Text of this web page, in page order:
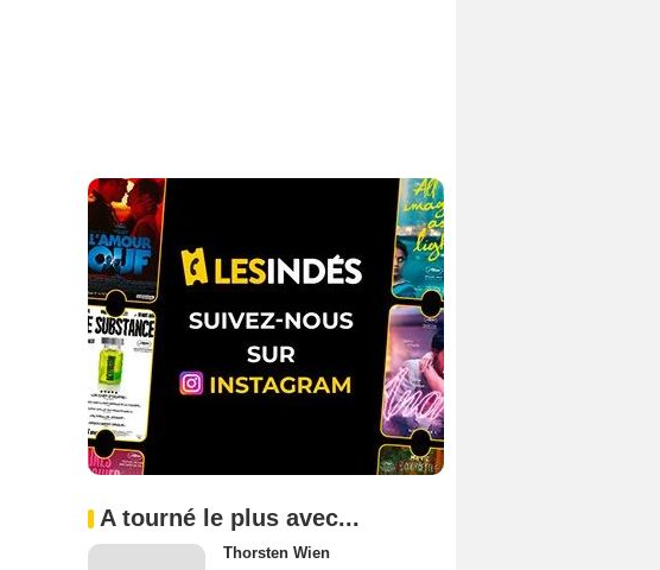
A tourné le plus avec...
Thorsten Wien